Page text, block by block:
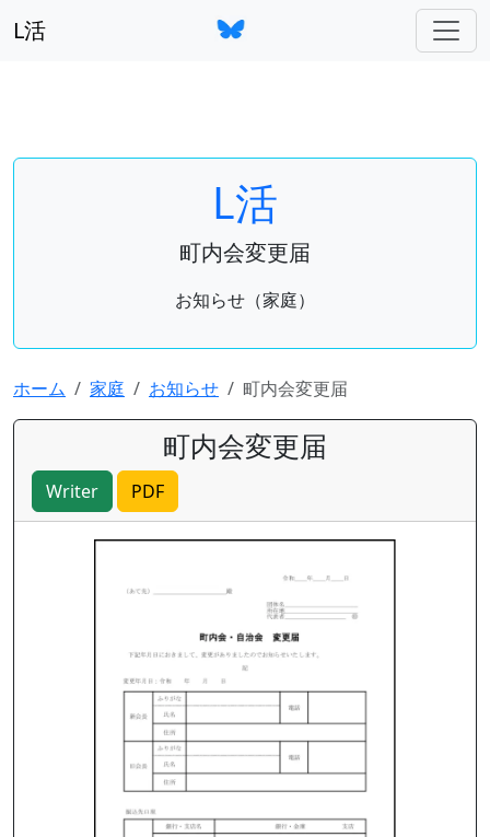
L活
L活
町内会変更届
お知らせ（家庭）
ホーム 家庭 お知らせ 町内会変更届
町内会変更届
Writer PDF